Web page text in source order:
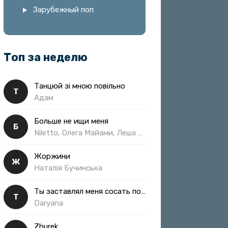
Зарубежный поп
Топ за неделю
Т
Танцюй зі мною повільно
Адам
Б
Больше не ищи меня
Ж
Жоржини
Наталія Бучинська
Т
Ты заставлял меня сосать полная
Daryana